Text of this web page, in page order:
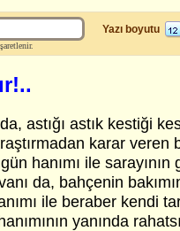
Yazı boyutu
astığı astık kestiği
karar veren
hanımı ile
da, bahçenin
ile beraber kendi
yanında